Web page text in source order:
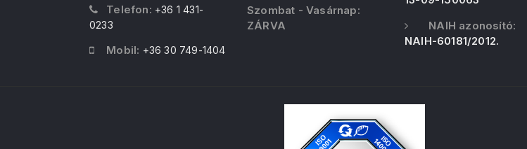
Telefon: +36 1 431-
0233
Mobil: +36 30 749-1404
Szombat - Vasárnap:
ZÁRVA
NAIH azonosító:
NAIH-60181/2012.